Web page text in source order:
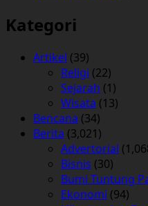
Kategori
Artikel (39)
Religi (22)
Sejarah (1)
Wisata (13)
Bencana (34)
Berita (3,021)
Advertorial
Bisnis (30)
Bumi Tuntung
Ekonomi (94)